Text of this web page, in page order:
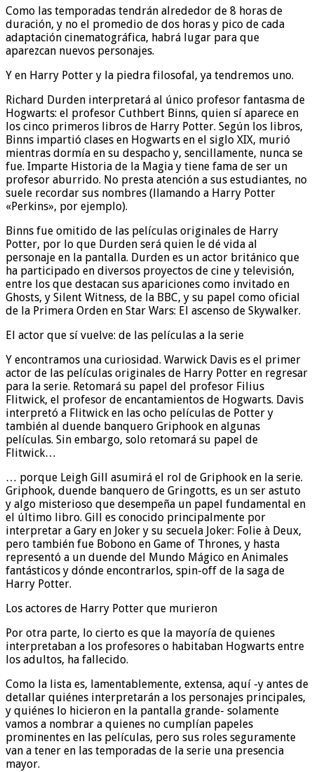
Como las temporadas tendrán alrededor de 8 horas de
duración, y no el promedio de dos horas y pico de cada
adaptación cinematográfica, habrá lugar para que
aparezcan nuevos personajes.
Y en Harry Potter y la piedra filosofal, ya tendremos uno.
Richard Durden interpretará al único profesor fantasma de
Hogwarts: el profesor Cuthbert Binns, quien sí aparece en
los cinco primeros libros de Harry Potter. Según los libros,
Binns impartió clases en Hogwarts en el siglo XIX, murió
mientras dormía en su despacho y, sencillamente, nunca se
fue. Imparte Historia de la Magia y tiene fama de ser un
profesor aburrido. No presta atención a sus estudiantes, no
suele recordar sus nombres (llamando a Harry Potter
«Perkins», por ejemplo).
Binns fue omitido de las películas originales de Harry
Potter, por lo que Durden será quien le dé vida al
personaje en la pantalla. Durden es un actor británico que
ha participado en diversos proyectos de cine y televisión,
entre los que destacan sus apariciones como invitado en
Ghosts, y Silent Witness, de la BBC, y su papel como oficial
de la Primera Orden en Star Wars: El ascenso de Skywalker.
El actor que sí vuelve: de las películas a la serie
Y encontramos una curiosidad. Warwick Davis es el primer
actor de las películas originales de Harry Potter en regresar
para la serie. Retomará su papel del profesor Filius
Flitwick, el profesor de encantamientos de Hogwarts. Davis
interpretó a Flitwick en las ocho películas de Potter y
también al duende banquero Griphook en algunas
películas. Sin embargo, solo retomará su papel de
Flitwick…
… porque Leigh Gill asumirá el rol de Griphook en la serie.
Griphook, duende banquero de Gringotts, es un ser astuto
y algo misterioso que desempeña un papel fundamental en
el último libro. Gill es conocido principalmente por
interpretar a Gary en Joker y su secuela Joker: Folie à Deux,
pero también fue Bobono en Game of Thrones, y hasta
representó a un duende del Mundo Mágico en Animales
fantásticos y dónde encontrarlos, spin-off de la saga de
Harry Potter.
Los actores de Harry Potter que murieron
Por otra parte, lo cierto es que la mayoría de quienes
interpretaban a los profesores o habitaban Hogwarts entre
los adultos, ha fallecido.
Como la lista es, lamentablemente, extensa, aquí -y antes de
detallar quiénes interpretarán a los personajes principales,
y quiénes lo hicieron en la pantalla grande- solamente
vamos a nombrar a quienes no cumplían papeles
prominentes en las películas, pero sus roles seguramente
van a tener en las temporadas de la serie una presencia
mayor.